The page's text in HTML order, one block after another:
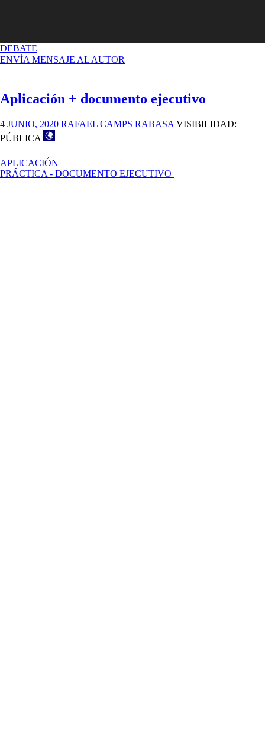
DEBATE
DOCUMENTO
ENVÍA MENSAJE AL AUTOR
Aplicación + documento ejecutivo
4 JUNIO, 2020 RAFAEL CAMPS RABASA VISIBILIDAD:
PÚBLICA
APLICACIÓN
PRÁCTICA - DOCUMENTO EJECUTIVO